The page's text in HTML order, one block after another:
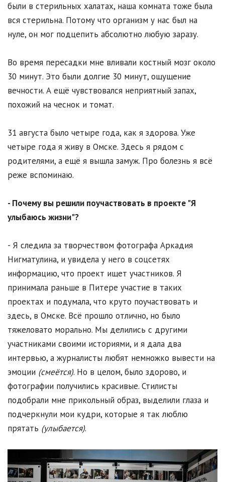
были в стерильных халатах, наша комната тоже была
вся стерильна. Потому что организм у нас был на
нуле, он мог подцепить абсолютно любую заразу.
Во время пересадки мне вливали костный мозг около
30 минут. Это были долгие 30 минут, ощущение
вечности. А ещё чувствовался неприятный запах,
похожий на чеснок и томат.
31 августа было четыре года, как я здорова. Уже
четыре года я живу в Омске. Здесь я рядом с
родителями, а ещё я вышла замуж. Про болезнь я всё
реже вспоминаю.
- Почему вы решили поучаствовать в проекте "Я
улыбаюсь жизни"?
- Я следила за творчеством фотографа Аркадия
Нигматулина, и увидела у него в соцсетях
информацию, что проект ищет участников. Я
принимала раньше в Питере участие в таких
проектах и подумала, что круто поучаствовать и
здесь, в Омске. Всё прошло отлично, но было
тяжеловато морально. Мы делились с другими
участниками своими историями, и я дала два
интервью, а журналисты любят немножко вывести на
эмоции (смеётся). Но в целом, было здорово, и
фотографии получились красивые. Стилисты
подобрали мне прикольный образ, выделили глаза и
подчеркнули мои кудри, которые я так люблю
прятать (улыбается).